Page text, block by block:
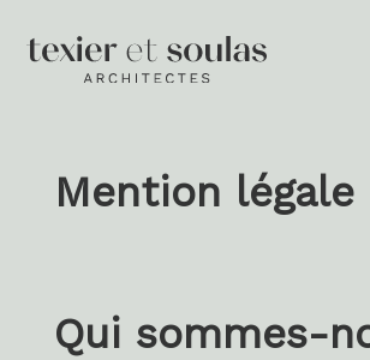
Mention légale
Qui sommes-